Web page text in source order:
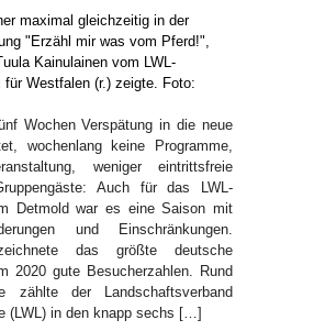
Wochen Verspätung in die neue
wochenlang keine Programme,
weniger eintrittsfreie
Auch für das LWL-
Detmold war es eine Saison mit
und Einschränkungen.
das größte deutsche
2020 gute Besucherzahlen. Rund
zählte der Landschaftsverband
(LWL) in den knapp sechs […]